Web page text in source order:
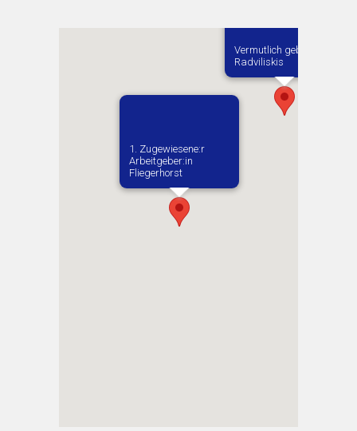
Vermutlich geboren in
Radviliskis
1. Zugewiesene:r
Arbeitgeber:in​
Fliegerhorst